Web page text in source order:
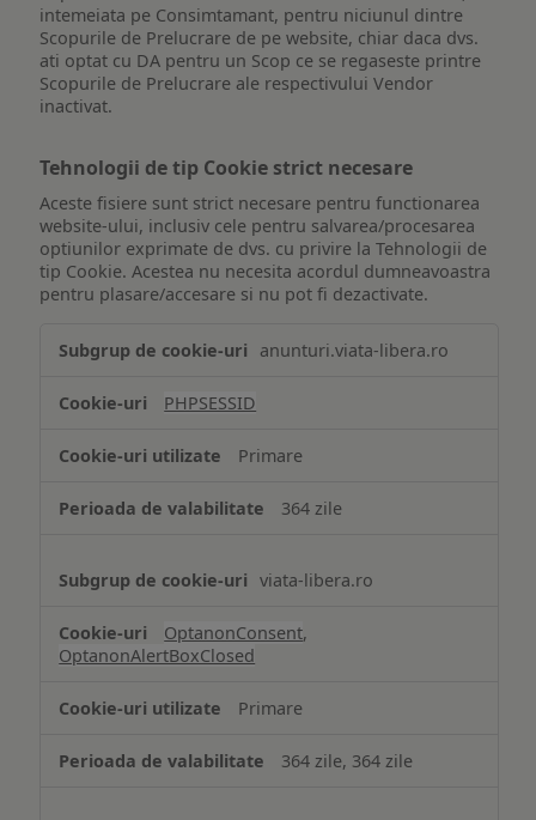
intemeiata pe Consimtamant, pentru niciunul dintre
Scopurile de Prelucrare de pe website, chiar daca dvs.
ati optat cu DA pentru un Scop ce se regaseste printre
Scopurile de Prelucrare ale respectivului Vendor
inactivat.
Tehnologii de tip Cookie strict necesare
Aceste fisiere sunt strict necesare pentru functionarea
website-ului, inclusiv cele pentru salvarea/procesarea
optiunilor exprimate de dvs. cu privire la Tehnologii de
tip Cookie. Acestea nu necesita acordul dumneavoastra
pentru plasare/accesare si nu pot fi dezactivate.
de
Cookie
necesare
anunturi.viata-libera.ro
PHPSESSID
Primare
364 zile
viata-libera.ro
OptanonConsent,
OptanonAlertBoxClosed
Primare
364 zile, 364 zile